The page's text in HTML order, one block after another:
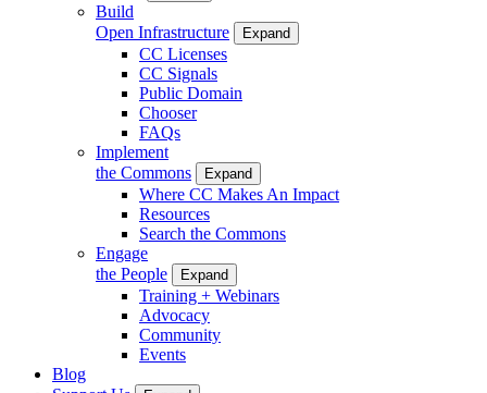
Build
Open Infrastructure
Expand
CC Licenses
CC Signals
Public Domain
Chooser
FAQs
Implement
the Commons
Expand
Where CC Makes An Impact
Resources
Search the Commons
Engage
the People
Expand
Training + Webinars
Advocacy
Community
Events
Blog